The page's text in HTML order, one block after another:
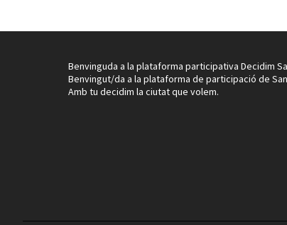
Benvinguda a la plataforma participativa Decidim
Benvingut/da a la plataforma de participació de
Amb tu decidim la ciutat que volem.